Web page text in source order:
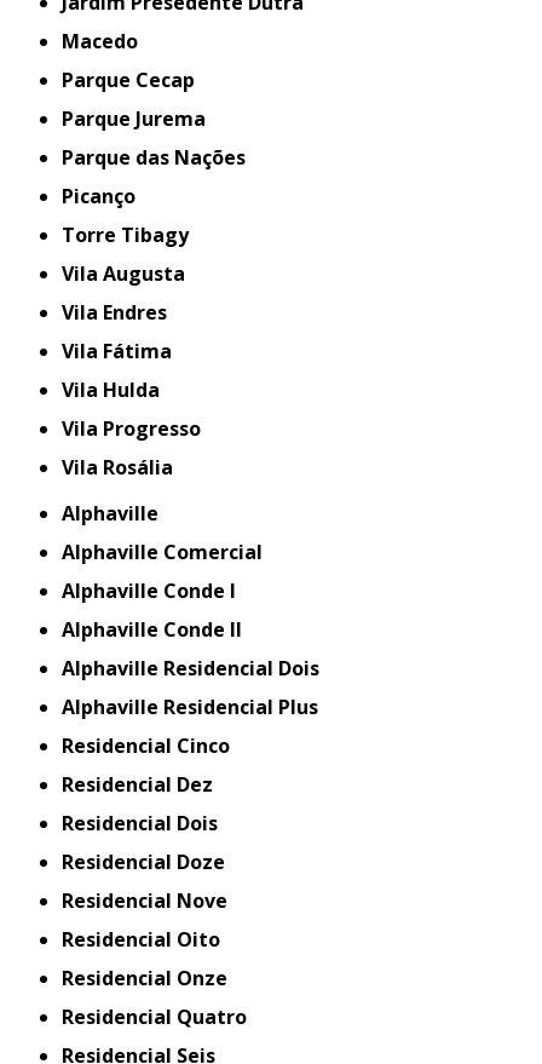
Macedo
Parque Cecap
Parque Jurema
Parque das Nações
Picanço
Torre Tibagy
Vila Augusta
Vila Endres
Vila Fátima
Vila Hulda
Vila Progresso
Vila Rosália
Alphaville
Alphaville Comercial
Alphaville Conde I
Alphaville Conde II
Alphaville Residencial Dois
Alphaville Residencial Plus
Residencial Cinco
Residencial Dez
Residencial Dois
Residencial Doze
Residencial Nove
Residencial Oito
Residencial Onze
Residencial Quatro
Residencial Seis